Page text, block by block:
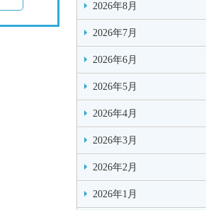
2026年8月
2026年7月
2026年6月
2026年5月
2026年4月
2026年3月
2026年2月
2026年1月